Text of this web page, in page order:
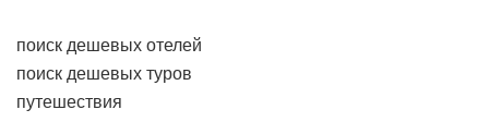
поиск дешевых отелей
поиск дешевых туров
путешествия